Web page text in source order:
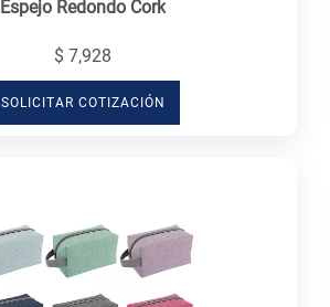
Espejo Redondo Cork
$ 7,928
SOLICITAR COTIZACIÓN